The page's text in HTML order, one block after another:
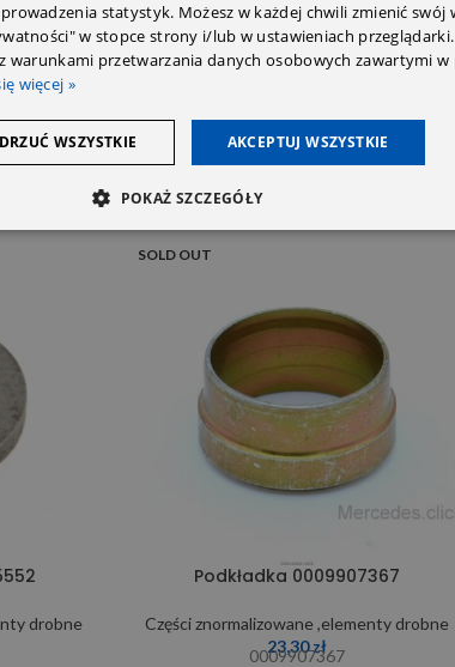
drobne
SOLD OUT
Podkładka 0009907367
Części znormalizowane ,elementy drobne
23,30zł
0009907367
prowadzenia statystyk. Możesz w każdej chwili zmienić swój
w stopce strony i/lub w ustawieniach
warunkami przetwarzania danych osobowych zawartymi
więcej »
AKCEPTUJ WSZYSTKIE
WSZYSTKIE
POKAŻ SZCZEGÓŁY